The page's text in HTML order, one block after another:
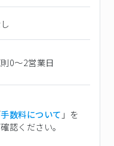
0〜2営業日
手数料について 」を
認ください。